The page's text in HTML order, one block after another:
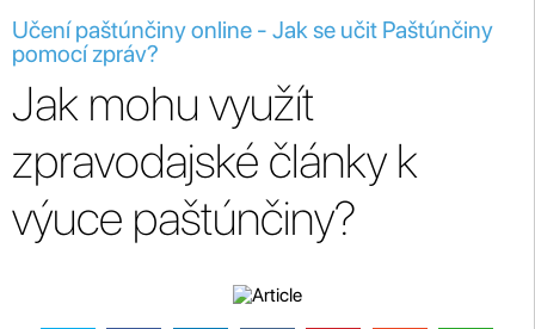
Učení paštúnčiny online - Jak se učit Paštúnčiny
pomocí zpráv?
Jak mohu využít
zpravodajské články k
výuce paštúnčiny?